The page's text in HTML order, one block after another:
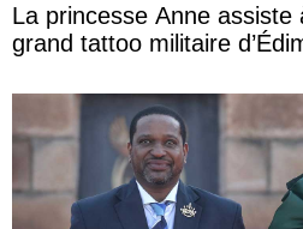
La princesse Anne assiste
grand tattoo militaire